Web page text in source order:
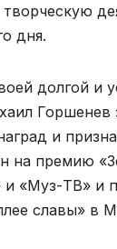
дня.
долгой и
Горшенев
и
на премию
«Муз-ТВ» и
славы» в